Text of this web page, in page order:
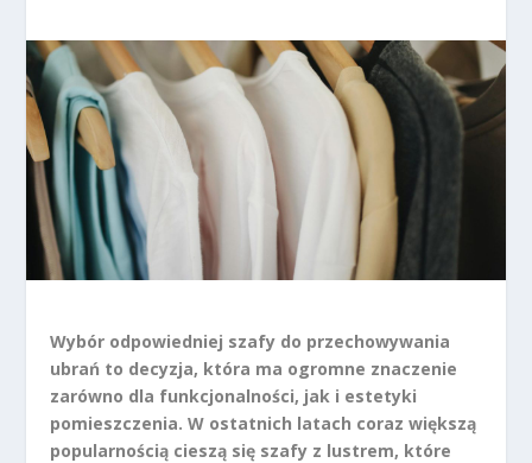
Wybór odpowiedniej szafy do przechowywania
ubrań to decyzja, która ma ogromne znaczenie
zarówno dla funkcjonalności, jak i estetyki
pomieszczenia. W ostatnich latach coraz większą
popularnością cieszą się szafy z lustrem, które